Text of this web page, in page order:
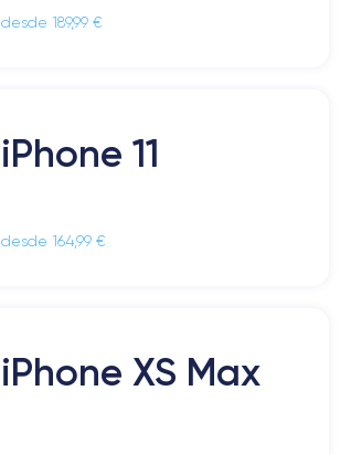
desde 189,99 €
iPhone 11
desde 164,99 €
iPhone XS Max